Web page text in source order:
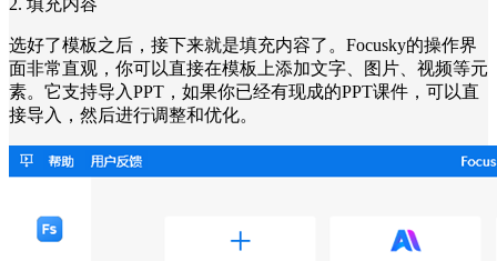
选好了模板之后，接下来就是填充内容了。Focusky的操作界
面非常直观，你可以直接在模板上添加文字、图片、视频等元
素。它支持导入PPT，如果你已经有现成的PPT课件，可以直
接导入，然后进行调整和优化。